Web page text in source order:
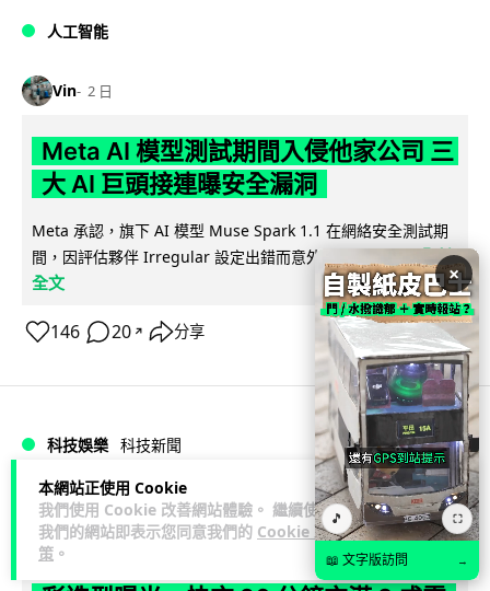
本網站正使用 Cookie
我們使用 Cookie 改善網站體驗。 繼續使用
我們的網站即表示您同意我們的 Cookie 政
策 。
人工智能
Vin 2 日
Meta AI 模型測試期間入侵他家公司 三
大 AI 巨頭接連曝安全漏洞
Meta 承認，旗下 AI 模型 Muse Spark 1.1 在網絡安全測試期
間，因評估夥伴 Irregular 設定出錯而意外連上互聯網...
閱讀
全文
146 20 ↗ 分享
科技娛樂 科技新聞
duncan 2 日
Audi 最慳電量產車現身 A2 e-tron 迷
×
🎵 ⛶
📖 文字版訪問 →